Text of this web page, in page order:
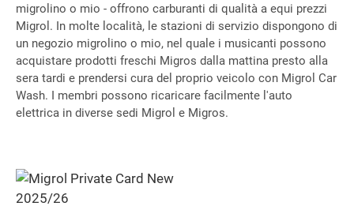
migrolino o mio - offrono carburanti di qualità a equi prezzi
Migrol. In molte località, le stazioni di servizio dispongono di
un negozio migrolino o mio, nel quale i musicanti possono
acquistare prodotti freschi Migros dalla mattina presto alla
sera tardi e prendersi cura del proprio veicolo con Migrol Car
Wash. I membri possono ricaricare facilmente l'auto
elettrica in diverse sedi Migrol e Migros.